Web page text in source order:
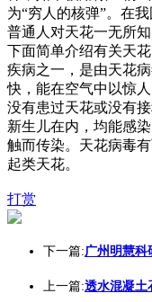
为“穷人的核弹”。在
普通人对天花一无所
下面简单介绍有关天
疾病之一，是由天花
快，能在空气中以惊
没有患过天花或没有
新生儿在内，均能感
触而传染。天花病毒
起类天花。
打赏
下一篇:广州明慧科
上一篇:透水混凝土